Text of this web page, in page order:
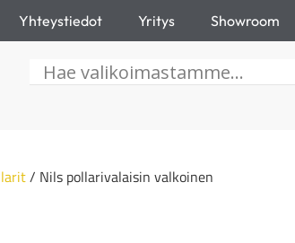
Yhteystiedot Yritys Showroom
/ Nils pollarivalaisin valkoinen